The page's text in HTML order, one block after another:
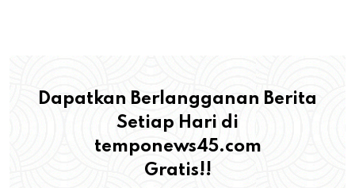
Dapatkan Berlangganan Berita
Setiap Hari di
temponews45.com
Gratis!!